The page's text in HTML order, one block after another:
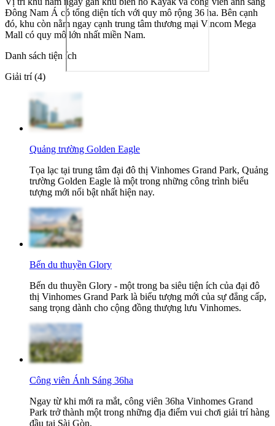
Đông Nam Á có tổng diện tích với quy mô rộng 36 ha. Bên cạnh
đó, khu còn nằm ngay cạnh trung tâm thương mại Vincom Mega
Mall có quy mô lớn nhất miền Nam.
Danh sách tiện ích
Giải trí (4)
Quảng trường Golden Eagle
Tọa lạc tại trung tâm đại đô thị Vinhomes Grand Park, Quảng
trường Golden Eagle là một trong những công trình biểu
tượng mới nổi bật nhất hiện nay.
Bến du thuyền Glory
Bến du thuyền Glory - một trong ba siêu tiện ích của đại đô
thị Vinhomes Grand Park là biểu tượng mới của sự đẳng cấp,
sang trọng dành cho cộng đồng thượng lưu Vinhomes.
Công viên Ánh Sáng 36ha
Ngay từ khi mới ra mắt, công viên 36ha Vinhomes Grand
Park trở thành một trong những địa điểm vui chơi giải trí hàng
đầu tại Sài Gòn.